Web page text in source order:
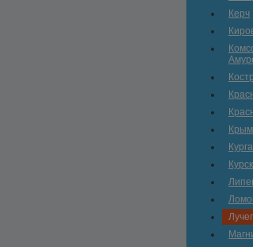
Керч
Крым
Курск